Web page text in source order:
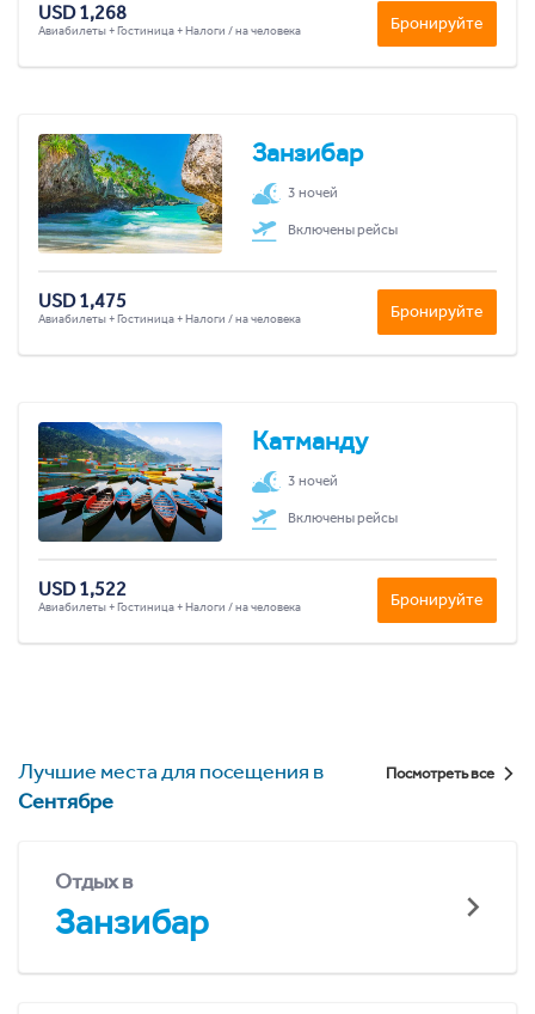
USD 1,268
Авиабилеты + Гостиница + Налоги / на человека Бронируйте
Занзибар
3 ночей
Включены рейсы
USD 1,475
Авиабилеты + Гостиница + Налоги / на человека Бронируйте
Катманду
3 ночей
Включены рейсы
USD 1,522
Авиабилеты + Гостиница + Налоги / на человека Бронируйте
Лучшие места для посещения в
Сентябре
Посмотреть все
Отдых в
Занзибар